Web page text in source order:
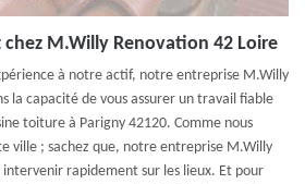
M.Willy Renovation 42 Loire
à notre actif, notre entreprise M.Willy
la capacité de vous assurer un travail fiable
toiture à Parigny 42120. Comme nous
ville ; sachez que, notre entreprise M.Willy
rapidement sur les lieux. Et pour